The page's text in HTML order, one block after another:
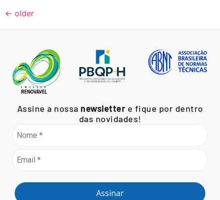
← older
Assine a nossa newsletter e fique por dentro
das novidades!
Assinar